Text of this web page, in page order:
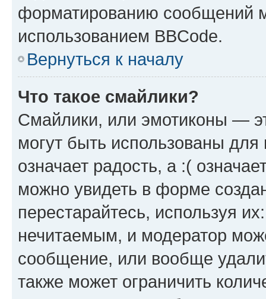
форматированию сообщений
использованием BBCode.
Вернуться к началу
Что такое смайлики?
Смайлики, или эмотиконы —
могут быть использованы
означает радость, а :(
можно увидеть в форме
перестарайтесь, используя
нечитаемым, и модератор
сообщение, или вообще
также может ограничить